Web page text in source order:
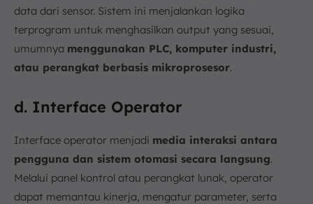
data dari sensor. Sistem ini menjalankan logika
terprogram untuk menghasilkan output yang sesuai,
umumnya menggunakan PLC, komputer industri,
atau perangkat berbasis mikroprosesor.
d. Interface Operator
Interface operator menjadi media interaksi antara
pengguna dan sistem otomasi secara langsung.
Melalui panel kontrol atau perangkat lunak, operator
dapat memantau kinerja, mengatur parameter, serta